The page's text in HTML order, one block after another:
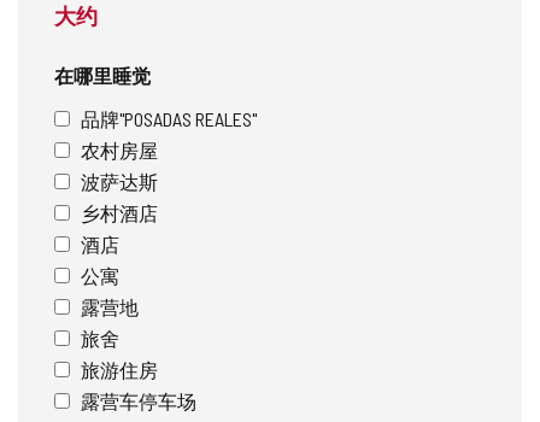
大约
在哪里睡觉
品牌"POSADAS REALES"
农村房屋
波萨达斯
乡村酒店
酒店
公寓
露营地
旅舍
旅游住房
露营车停车场